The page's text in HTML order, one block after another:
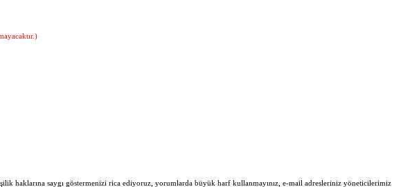
haklarına saygı göstermenizi rica ediyoruz, yorumlarda büyük harf kullanmayınız, e-mail adresleriniz yöneticilerimiz